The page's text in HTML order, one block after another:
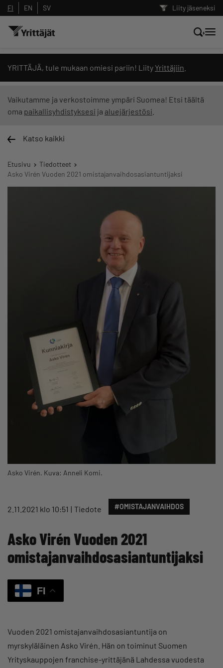
Liity jäseneksi
FI EN SV
YRITTÄJÄ, tule mukaan omiesi pariin! Liity Yrittäjiin
Vaikutamme ja verkostoimme ympäri Suomea! Etsi täältä
oma paikallisyhdistyksesi ja aluejärjestösi
Katso kaikki
Etusivu
Tiedotteet
Asko Virén Vuoden 2021 omistajanvaihdosasiantuntijaksi
Asko Virén. Kuva: Anneli Komi.
2.11.2021 klo 10:51 Tiedote #OMISTAJANVAIHDOS
Asko Virén Vuoden 2021
omistajanvaihdosasiantuntijaksi
FI
Vuoden 2021 omistajanvaihdosasiantuntija on
myrskyläläinen Asko Virén. Hän on toiminut Suomen
Yrityskauppojen franchise-yrittäjänä Lahdessa vuodesta
Hae sivustolta tai kysy suoraan
Yrittäjien tekoälyltä